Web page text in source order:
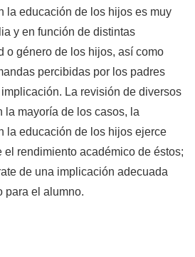
la educación de los hijos es muy
y en función de distintas
o género de los hijos, así como
percibidas por los padres
La revisión de diversos
la mayoría de los casos, la
la educación de los hijos ejerce
el rendimiento académico de éstos;
de una implicación adecuada
para el alumno.